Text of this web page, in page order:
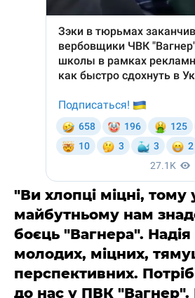
"Ви хлопці міцні,
майбутньому нам
боєць "Вагнера". Надія
молодих, міцних,
перспективних.
до нас у ПВК "Вагнер".